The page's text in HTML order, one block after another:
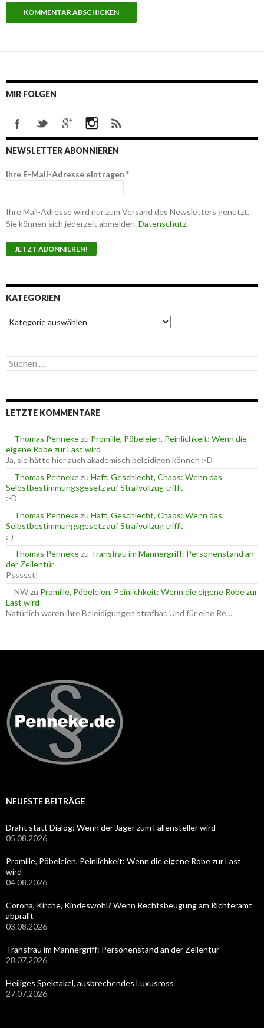
MIR FOLGEN
NEWSLETTER ABONNIEREN
Ihre E-Mail-Adresse eintragen *
Ihre Mail-Adresse wird nur zum Versand des Newsletters genutzt.
Sie können sich jederzeit abmelden. Datenschutz.
KATEGORIEN
K
a
g
o
n
S
u
e
n
c
h
:
LETZTE KOMMENTARE
Thomas Pennekezu Promille, Pöbeleien, Peinlichkeit: Wenn die
eigene Robe zur Last wird
Ja, sie hätte hier auch akademisch beleidigen können :-D
Thomas Pennekezu Haft, Geschlecht, Chaos: Wenn das
Selbstbestimmungsgesetz auf Strafvollzug trifft
:-D
Thomas Pennekezu Haft, Geschlecht, Chaos: Wenn das
Selbstbestimmungsgesetz auf Strafvollzug trifft
:-)
Thomas Pennekezu Transfrau im Männergriff: Personenstand an
der Zellentür
Pssssst!
NWzu Promille, Pöbeleien, Peinlichkeit: Wenn die eigene Robe zur
Last wird
Natürlich waren ihre Beleidigungen strafbar. Und für eine Re…
NEUESTE BEITRÄGE
Draht statt Dialog: Wenn der Jäger zum Fallensteller wird
05.08.2026
Promille, Pöbeleien, Peinlichkeit: Wenn die eigene Robe zur Last
wird
04.08.2026
Corona, Kirche, Kindeswohl? Wenn Rechtsbeugung am Richteramt
abprallt
03.08.2026
Transfrau im Männergriff: Personenstand an der Zellentür
28.07.2026
Heiliges Spektakel, ausbrechendes Luxusross
27.07.2026